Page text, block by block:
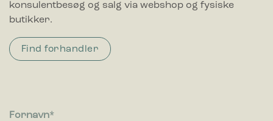
konsulentbesøg og salg via webshop og fysiske
butikker.
Find forhandler
Fornavn